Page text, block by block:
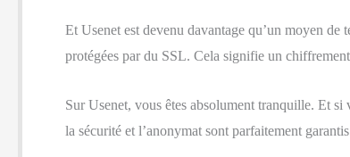
Et Usenet est devenu davantage qu’un moyen de
protégées par du SSL. Cela signifie un
Sur Usenet, vous êtes absolument tranquille. Et
la sécurité et l’anonymat sont parfaitement